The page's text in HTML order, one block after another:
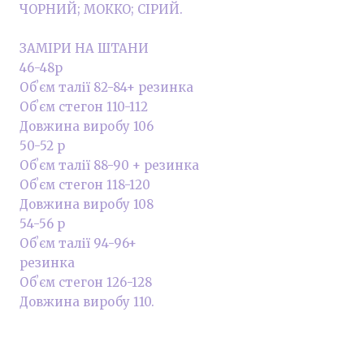
ЧОРНИЙ; МОККО; СІРИЙ.
ЗАМІРИ НА ШТАНИ
46-48р
Обʼєм талії 82-84+ резинка
Обʼєм стегон 110-112
Довжина виробу 106
50-52 р
Обʼєм талії 88-90 + резинка
Обʼєм стегон 118-120
Довжина виробу 108
54-56 р
Обʼєм талії 94-96+
резинка
Обʼєм стегон 126-128
Довжина виробу 110.